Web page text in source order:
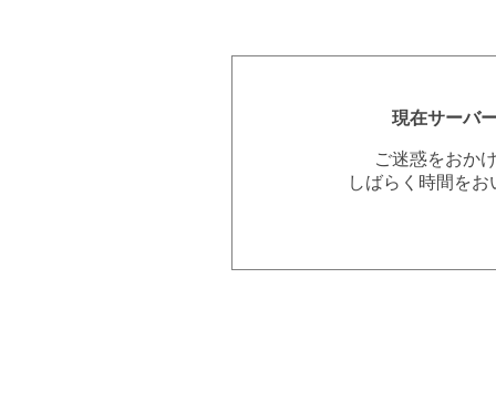
現在サーバ
ご迷惑をおか
しばらく時間を